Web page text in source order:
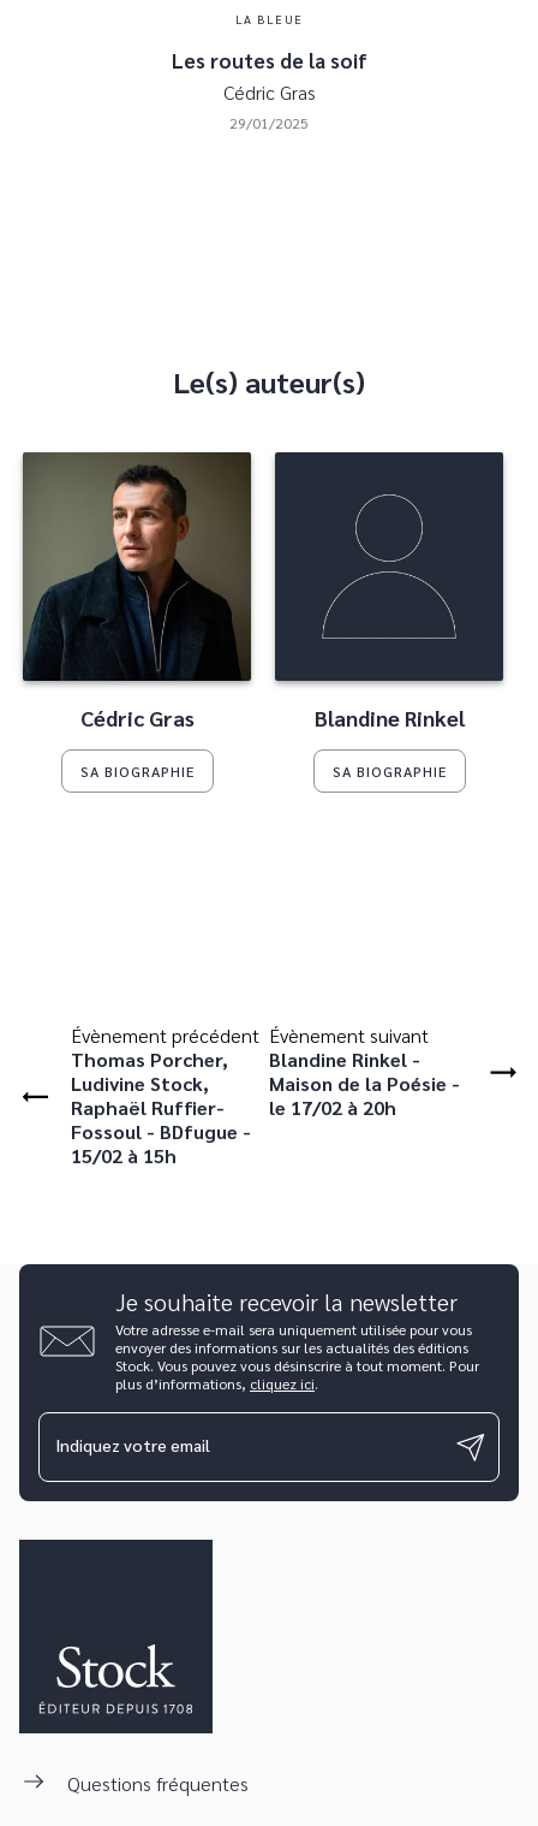
LA BLEUE
Les routes de la soif
Cédric Gras
29/01/2025
Le(s) auteur(s)
Cédric Gras
SA BIOGRAPHIE
Blandine Rinkel
SA BIOGRAPHIE
Évènement précédent
Thomas Porcher,
Ludivine Stock,
Raphaël Ruffier-
Fossoul - BDfugue -
15/02 à 15h
Évènement suivant
Blandine Rinkel -
Maison de la Poésie -
le 17/02 à 20h
Je souhaite recevoir la newsletter
Votre adresse e-mail sera uniquement utilisée pour vous
envoyer des informations sur les actualités des éditions
Stock. Vous pouvez vous désinscrire à tout moment. Pour
plus d’informations, cliquez ici.
Indiquez votre email
Questions fréquentes